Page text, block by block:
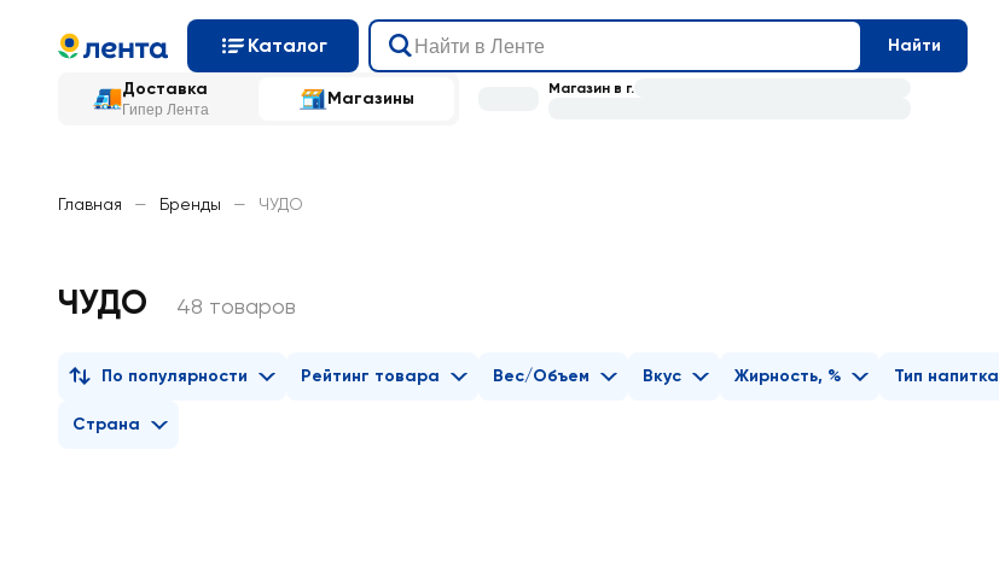
Каталог Найти
Доставка
Гипер Лента
Магазины Магазин в г.
Главная — Бренды — ЧУДО
ЧУДО 48 товаров
По популярности Рейтинг товара Вес/Объем Вкус Жирность, % Тип напитка
Страна